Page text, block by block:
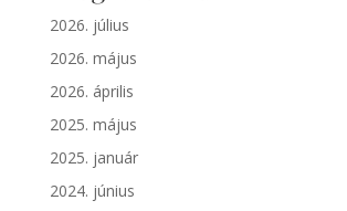
2026. július
2026. május
2026. április
2025. május
2025. január
2024. június